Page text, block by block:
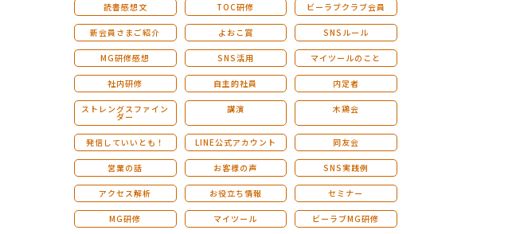
読書感想文 TOC研修 ビーラブクラブ会員
新会員さまご紹介 よおこ賞 SNSルール
MG研修感想 SNS活用 マイツールのこと
社内研修 自主的社員 内定者
ストレングスファイン
ダー
講演 木鶏会
発信していいとも！ LINE公式アカウント 同友会
営業の話 お客様の声 SNS実践例
アクセス解析 お役立ち情報 セミナー
MG研修 マイツール ビーラブMG研修